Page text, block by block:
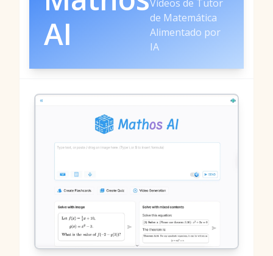
AI
Vídeos de Tutor
de Matemática
Alimentado por
IA